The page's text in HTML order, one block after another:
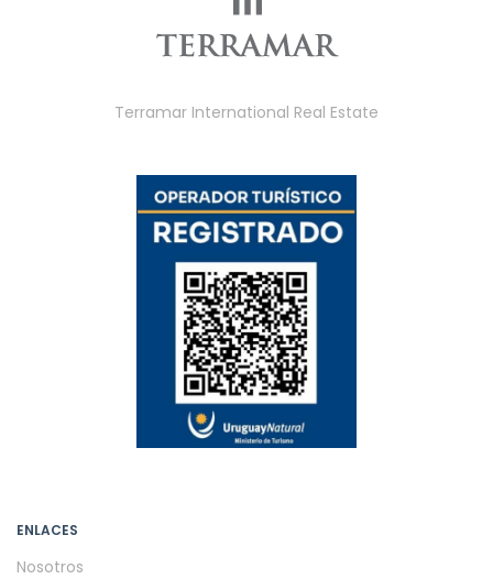
Terramar International Real Estate
ENLACES
Nosotros